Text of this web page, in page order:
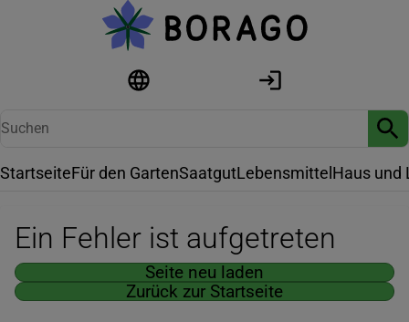
StartseiteFür den GartenSaatgutLebensmittel Haus und
Ein Fehler ist aufgetreten
Seite neu laden
Zurück zur Startseite